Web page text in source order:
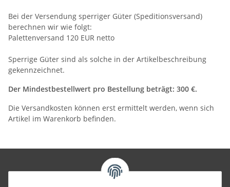
Bei der Versendung sperriger Güter (Speditionsversand)
berechnen wir wie folgt:
Palettenversand 120 EUR netto
Sperrige Güter sind als solche in der Artikelbeschreibung
gekennzeichnet.
Der Mindestbestellwert pro Bestellung beträgt: 300 €.
Die Versandkosten können erst ermittelt werden, wenn sich
Artikel im Warenkorb befinden.